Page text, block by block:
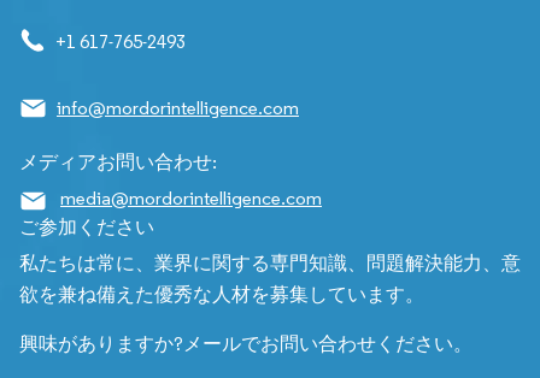
+1 617-765-2493
info@mordorintelligence.com
メディアお問い合わせ:
media@mordorintelligence.com
ご参加ください
私たちは常に、業界に関する専門知識、問題解決能力、意
欲を兼ね備えた優秀な人材を募集しています。
興味がありますか?メールでお問い合わせください。